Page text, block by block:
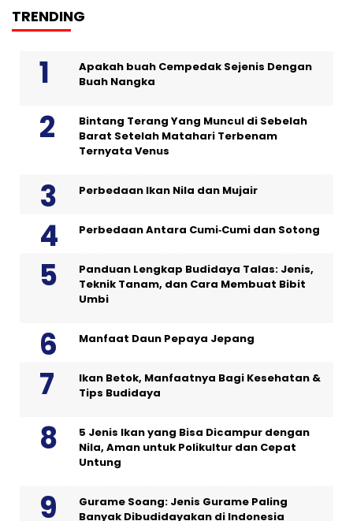
TRENDING
Apakah buah Cempedak Sejenis Dengan
Buah Nangka
Bintang Terang Yang Muncul di Sebelah
Barat Setelah Matahari Terbenam
Ternyata Venus
Perbedaan Ikan Nila dan Mujair
Perbedaan Antara Cumi‑Cumi dan Sotong
Panduan Lengkap Budidaya Talas: Jenis,
Teknik Tanam, dan Cara Membuat Bibit
Umbi
Manfaat Daun Pepaya Jepang
Ikan Betok, Manfaatnya Bagi Kesehatan &
Tips Budidaya
5 Jenis Ikan yang Bisa Dicampur dengan
Nila, Aman untuk Polikultur dan Cepat
Untung
Gurame Soang: Jenis Gurame Paling
Banyak Dibudidayakan di Indonesia